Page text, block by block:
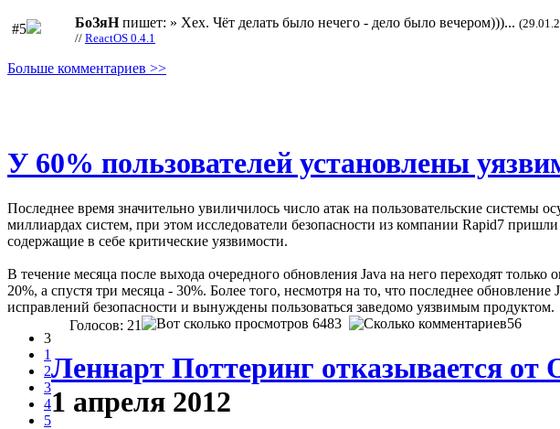
#5 БоЗяНпишет: » Хех. Чёт делать было нечего - дело было вечером)))...
// ReactOS 0.4.1
Больше комментариев >>
У 60% пользователей установлены
Последнее время значительно увиличилось число атак на пользовательские системы
миллиардах систем, при этом исследователи безопасности из компании Rapid7
содержащие в себе критические уязвимости.
В течение месяца после выхода очередного обновления Java на него переходят
20%, а спустя три месяца - 30%. Более того, несмотря на то, что последнее
исправлений безопасности и вынуждены пользоваться заведомо уязвимым продуктом.
3
1
2
3
4
5
Голосов: 21 6483 56
Леннарт Поттеринг отказывается от
1 апреля 2012